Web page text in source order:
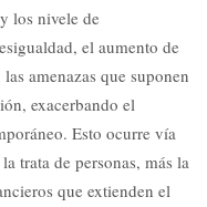
los nivele de
el aumento de
amenazas que suponen
exacerbando el
Esto ocurre vía
trata de personas, más la
que extienden el